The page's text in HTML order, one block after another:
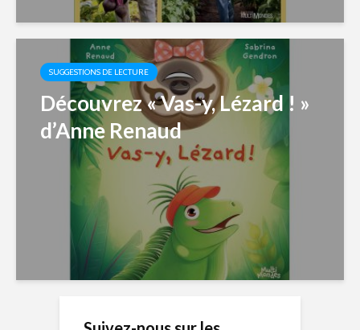
SUGGESTIONS DE LECTURE
Découvrez « Vas-y, Lézard ! »
d’Anne Renaud